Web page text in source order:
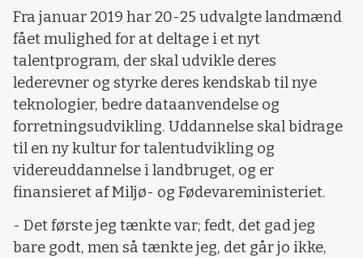
Fra januar 2019 har 20-25 udvalgte landmænd
fået mulighed for at deltage i et nyt
talentprogram, der skal udvikle deres
lederevner og styrke deres kendskab til nye
teknologier, bedre dataanvendelse og
forretningsudvikling. Uddannelse skal bidrage
til en ny kultur for talentudvikling og
videreuddannelse i landbruget, og er
finansieret af Miljø- og Fødevareministeriet.
- Det første jeg tænkte var; fedt, det gad jeg
bare godt, men så tænkte jeg, det går jo ikke,